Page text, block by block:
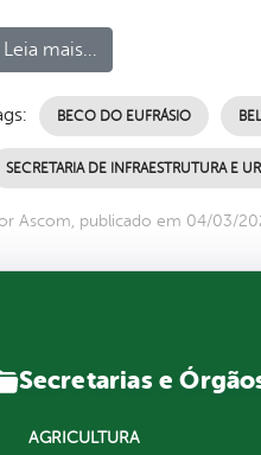
Leia mais...
BECO DO EUFRÁSIO
SECRETARIA DE INFRAESTRUTURA E
Ascom, publicado em 04/03/
Secretarias e
AGRICULTURA